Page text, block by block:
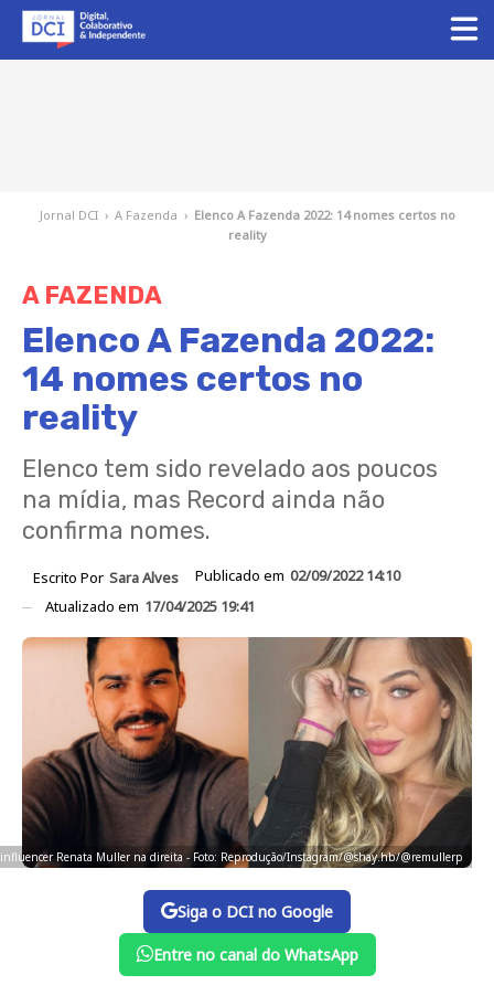
Jornal DCI › A Fazenda › Elenco A Fazenda 2022: 14 nomes certos no
reality
A FAZENDA
Elenco A Fazenda 2022:
14 nomes certos no
reality
Elenco tem sido revelado aos poucos
na mídia, mas Record ainda não
confirma nomes.
Escrito Por Sara Alves Publicado em 02/09/2022 14:10
Atualizado em 17/04/2025 19:41
influencer Renata Muller na direita - Foto: Reprodução/Instagram/@shay.hb/@remullerp
Siga o DCI no Google
Entre no canal do WhatsApp